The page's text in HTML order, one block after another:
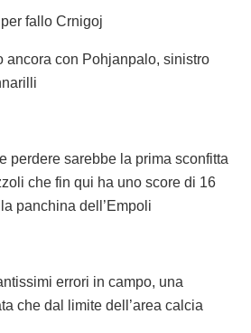
fallo Crnigoj
ancora con Pohjanpalo, sinistro
perdere sarebbe la prima sconfitta
che fin qui ha uno score di 16
panchina dell’Empoli
errori in campo, una
che dal limite dell’area calcia